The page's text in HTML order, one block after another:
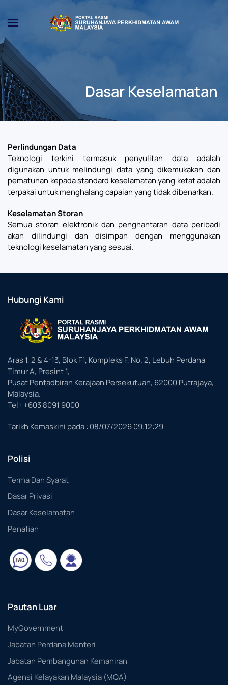
Skip to main content
Dasar Keselamatan
Perlindungan Data
Teknologi terkini termasuk penyulitan data adalah
digunakan untuk melindungi data yang dikemukakan dan
pematuhan kepada standard keselamatan yang ketat adalah
terpakai untuk menghalang capaian yang tidak dibenarkan.
Keselamatan Storan
Semua storan elektronik dan penghantaran data peribadi
akan dilindungi dan disimpan dengan menggunakan
teknologi keselamatan yang sesuai.
Hubungi Kami
Aras 1, 2 & 4-13, Blok F1, Kompleks F, No. 2, Lebuh Perdana
Timur A, Presint 1,
Pusat Pentadbiran Kerajaan Persekutuan, 62000 Putrajaya,
Malaysia.
Tel : +603 8091 9000
Tarikh Kemaskini pada : 08/07/2026 09:12:29
Polisi
Terma Dan Syarat
Dasar Privasi
Dasar Keselamatan
Penafian
Pautan Luar
MyGovernment
Jabatan Perdana Menteri
Jabatan Pembangunan Kemahiran
Agensi Kelayakan Malaysia (MQA)